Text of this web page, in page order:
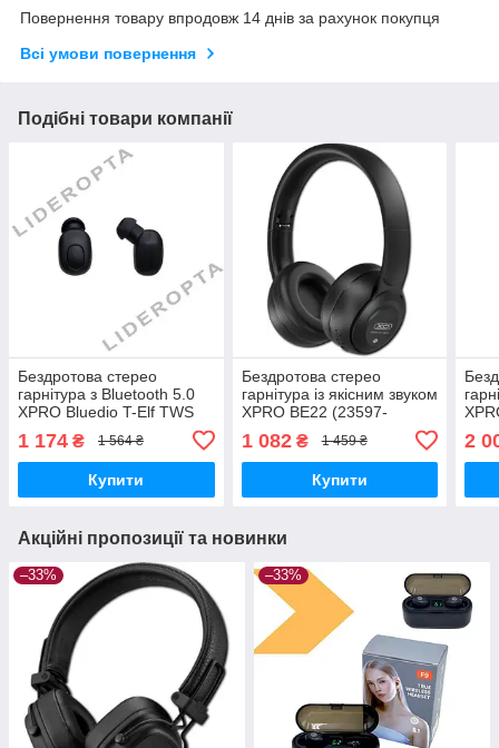
Повернення товару впродовж 14 днів за рахунок покупця
Всі умови повернення
Подібні товари компанії
Бездротова стерео
гарнітура з Bluetooth 5.0
XPRO Bluedio T-Elf TWS
01_647)
1 174 ₴ 1 564 ₴
Купити
Бездротова стерео
гарнітура із якісним звуком
XPRO BE22 (23597-
1 082₴ 1 459 ₴
Купити
2
Акційні пропозиції та новинки
–33% –33%